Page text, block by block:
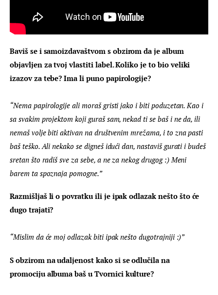
Baviš se i samoizdavaštvom s obzirom da je album
objavljen za tvoj vlastiti label. Koliko je to bio veliki
izazov za tebe? Ima li puno papirologije?
“Nema papirologije ali moraš gristi jako i biti poduzetan. Kao i
sa svakim projektom koji guraš sam, nekad ti se baš i ne da, ili
nemaš volje biti aktivan na društvenim mrežama, i to zna pasti
baš teško. Ali nekako se digneš idući dan, nastaviš gurati i budeš
sretan što radiš sve za sebe, a ne za nekog drugog :) Meni
barem ta spoznaja pomogne.”
Razmišljaš li o povratku ili je ipak odlazak nešto što će
dugo trajati?
“Mislim da će moj odlazak biti ipak nešto dugotrajniji :)”
S obzirom na udaljenost kako si se odlučila na
promociju albuma baš u Tvornici kulture?